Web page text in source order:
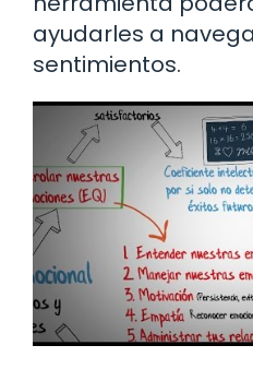
ayudarles a
sentimientos.